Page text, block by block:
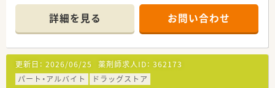
詳細を見る お問い合わせ
更新日： 2026/06/25 薬剤師求人ID： 362173
パート・アルバイト
ドラッグストア